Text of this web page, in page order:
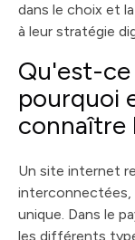
nouveaux usages
dans le choix et
à leur stratégie
Qu'est-
pourquoi
connaître
Un site internet
interconnectées,
unique. Dans le
les différents